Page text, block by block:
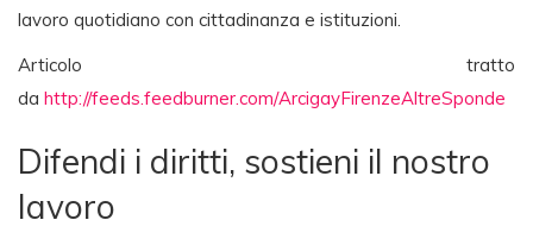
lavoro quotidiano con cittadinanza e istituzioni.
Articolo tratto
da http://feeds.feedburner.com/ArcigayFirenzeAltreSponde
Difendi i diritti, sostieni il nostro
lavoro